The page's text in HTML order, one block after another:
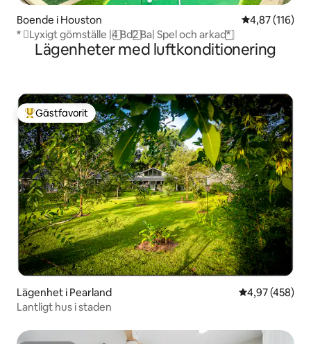
Boende i Houston 4,87 av 5 i
4,87 (116)
* ️⃣Lyxigt gömställe |4️ ⃣Bd2️ ⃣Ba| Spel och arkad*️ ⃣
Lägenheter med luftkonditionering
Populär gästfavorit
Gästfavorit
Lägenhet i Pearland 4,97 av 5 i
4,97 (458)
Lantligt hus i staden